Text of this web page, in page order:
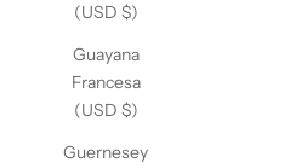
(USD $)
Guayana
Francesa
(USD $)
Guernesey